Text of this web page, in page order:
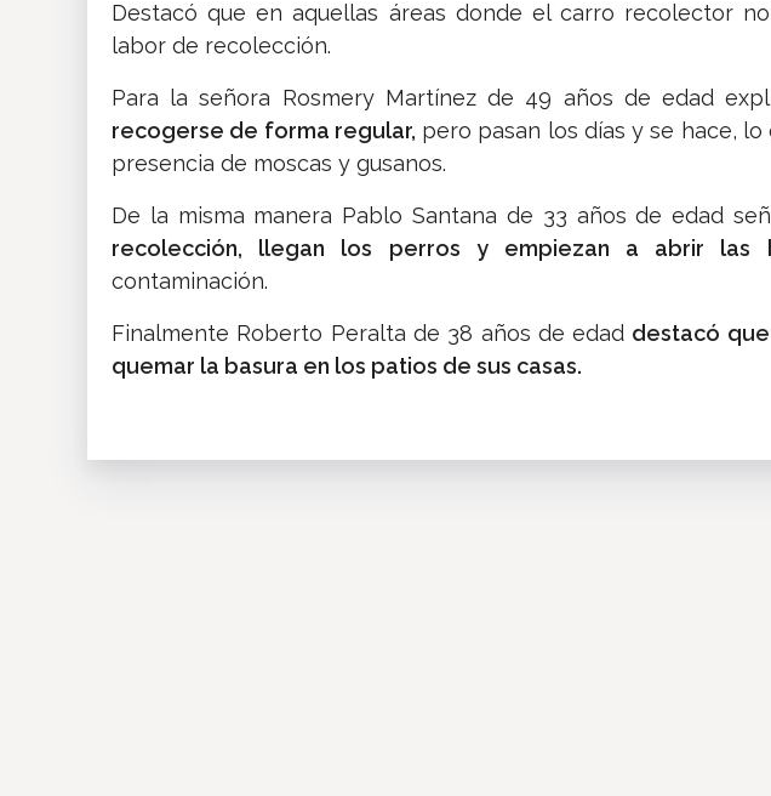
Destacó que en aquellas áreas donde el carro recolector
labor de recolección.
Para la señora Rosmery Martínez de 49 años de edad
recogerse de forma regular, pero pasan los días y se hace,
presencia de moscas y gusanos.
De la misma manera Pablo Santana de 33 años de edad
recolección, llegan los perros y empiezan a abrir las
contaminación.
Finalmente Roberto Peralta de 38 años de edad destacó
quemar la basura en los patios de sus casas.